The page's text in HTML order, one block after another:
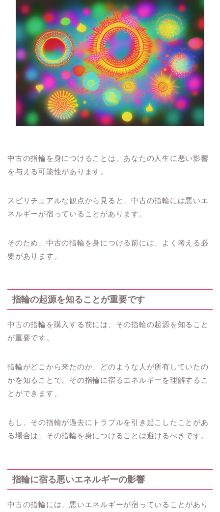
中古の指輪を身につけることは、あなたの人生に悪い影響
を与える可能性があります。
スピリチュアルな観点から見ると、中古の指輪には悪いエ
ネルギーが宿っていることがあります。
そのため、中古の指輪を身につける前には、よく考える必
要があります。
指輪の起源を知ることが重要です
中古の指輪を購入する前には、その指輪の起源を知ること
が重要です。
指輪がどこから来たのか、どのような人が所有していたの
かを知ることで、その指輪に宿るエネルギーを理解するこ
とができます。
もし、その指輪が過去にトラブルを引き起こしたことがあ
る場合は、その指輪を身につけることは避けるべきです。
指輪に宿る悪いエネルギーの影響
中古の指輪には、悪いエネルギーが宿っていることがあり